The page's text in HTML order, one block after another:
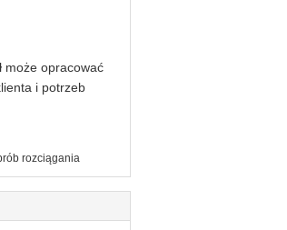
może opracować
i potrzeb
rozciągania